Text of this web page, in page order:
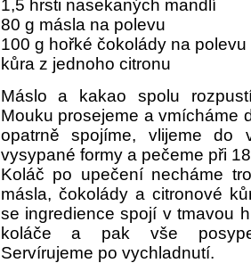
1,5 hrsti nasekaných mandlí
80 g másla na polevu
100 g hořké čokolády na polevu
kůra z jednoho citronu
Máslo a kakao spolu
Mouku prosejeme a vmícháme
opatrně spojíme, vlijeme do
vysypané formy a pečeme při
Koláč po upečení necháme
másla, čokolády a citronové
se ingredience spojí v tmavou
koláče a pak vše
Servírujeme po vychladnutí.